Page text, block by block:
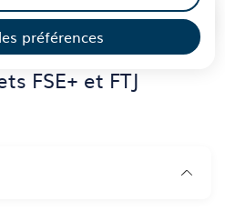
préférences
FSE+ et FTJ